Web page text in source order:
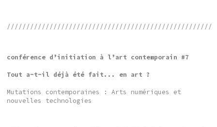
/////////////////////////////////////////////////////
conférence d’initiation à l’art contemporain #7
Tout a-t-il déjà été fait... en art ?
Mutations contemporaines : Arts numériques et
nouvelles technologies